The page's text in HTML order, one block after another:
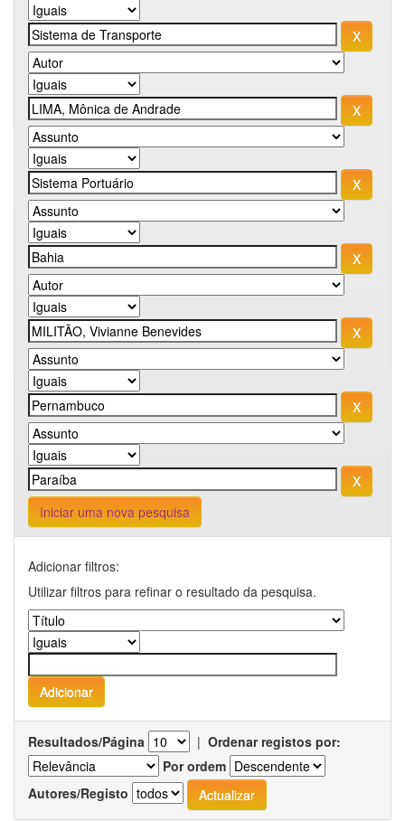
Iniciar uma nova pesquisa
Adicionar filtros:
Utilizar filtros para refinar o resultado da pesquisa.
Resultados/Página | Ordenar registos por:
Por ordem
Autores/Registo